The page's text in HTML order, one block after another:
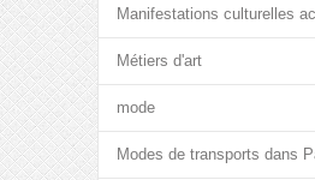
Manifestations culturelles
Métiers d'art
mode
Modes de transports dans